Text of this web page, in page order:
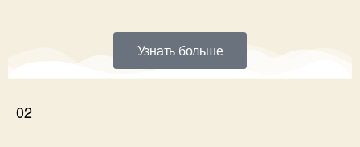
Узнать больше
02